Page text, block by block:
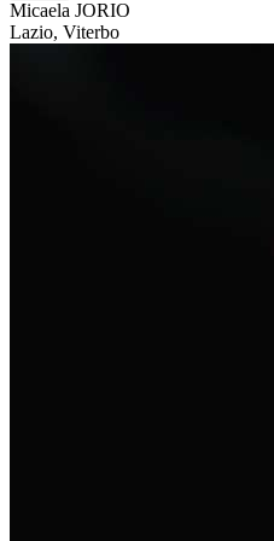
Micaela JORIO
Lazio, Viterbo